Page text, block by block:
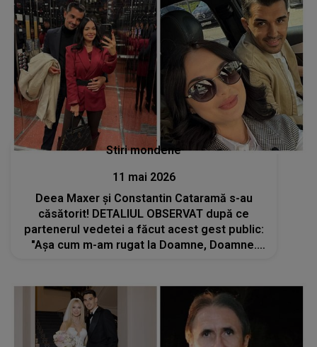
Stiri mondene
11 mai 2026
Deea Maxer și Constantin Cataramă s-au
căsătorit! DETALIUL OBSERVAT după ce
partenerul vedetei a făcut acest gest public:
"Așa cum m-am rugat la Doamne, Doamne.